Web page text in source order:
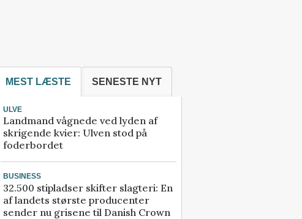
MEST LÆSTE SENESTE NYT
ULVE
Landmand vågnede ved lyden af
skrigende kvier: Ulven stod på
foderbordet
BUSINESS
32.500 stipladser skifter slagteri: En
af landets største producenter
sender nu grisene til Danish Crown